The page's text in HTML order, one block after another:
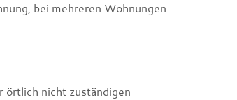
bei mehreren Wohnungen
örtlich nicht zuständigen